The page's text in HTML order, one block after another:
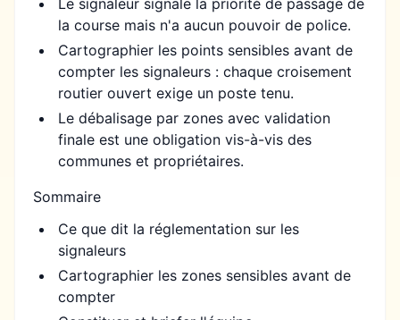
Le signaleur signale la priorité de passage de
la course mais n'a aucun pouvoir de police.
Cartographier les points sensibles avant de
compter les signaleurs : chaque croisement
routier ouvert exige un poste tenu.
Le débalisage par zones avec validation
finale est une obligation vis-à-vis des
communes et propriétaires.
Sommaire
Ce que dit la réglementation sur les
signaleurs
Cartographier les zones sensibles avant de
compter